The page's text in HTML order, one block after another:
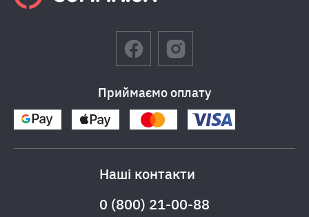
Приймаємо оплату
Наші контакти
0 (800) 21-00-88